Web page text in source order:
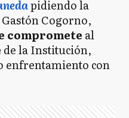
pidiendo la
Cogorno,
compromete al
de la Institución,
enfrentamiento con